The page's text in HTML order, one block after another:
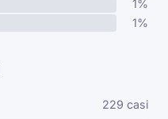
1%
1%
229 casi